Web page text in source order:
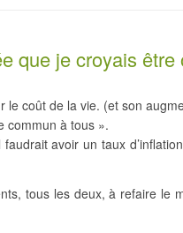
que je croyais
le coût de la vie. (et son
commun à tous ».
avoir un taux
tous les deux, à refaire le